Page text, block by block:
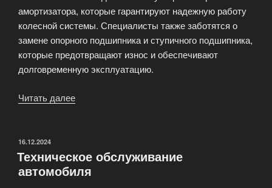
амортизатора, которые гарантируют надежную работу
колесной системы. Специалисты также заботятся о
замене опорного подшипника и ступичного подшипника,
которые предотвращают износ и обеспечивают
долговременную эксплуатацию.
Читать далее
ОПУБЛИКОВАНО
16.12.2024
Техническое обслуживание
автомобиля